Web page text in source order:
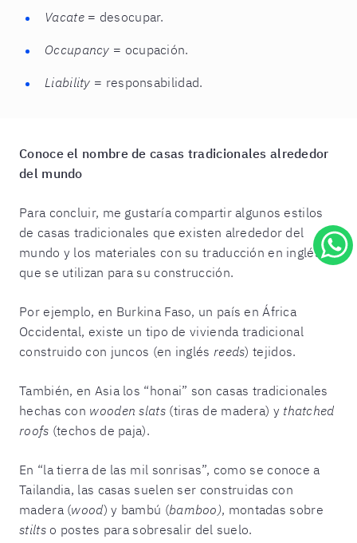
Vacate = desocupar.
Occupancy = ocupación.
Liability = responsabilidad.
Conoce el nombre de casas tradicionales alrededor
del mundo
Para concluir, me gustaría compartir algunos estilos
de casas tradicionales que existen alrededor del
mundo y los materiales con su traducción en inglés
que se utilizan para su construcción.
Por ejemplo, en Burkina Faso, un país en África
Occidental, existe un tipo de vivienda tradicional
construido con juncos (en inglés reeds) tejidos.
También, en Asia los “honai” son casas tradicionales
hechas con wooden slats(tiras de madera) y thatched
roofs (techos de paja).
En “la tierra de las mil sonrisas”, como se conoce a
Tailandia, las casas suelen ser construidas con
madera (wood) y bambú (bamboo), montadas sobre
stiltso postes para sobresalir del suelo.